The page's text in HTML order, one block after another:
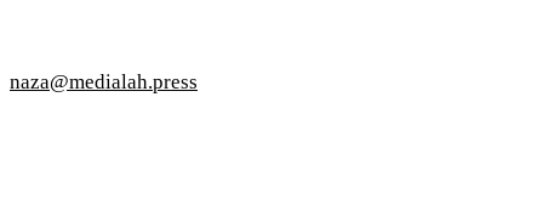
naza@medialah.press